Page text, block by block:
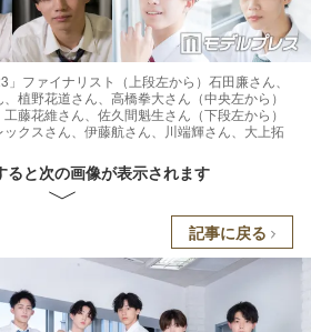
」ファイナリスト（上段左から）石田廉さん、
植野花道さん、高橋拳大さん（中央左から）
藤花維さん、佐久間魁生さん（下段左から）
クスさん、伊藤航さん、川端輝さん、大上拓
ると次の画像が表示されます
記事に戻る